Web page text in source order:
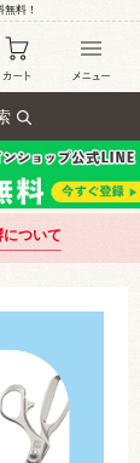
料！
について